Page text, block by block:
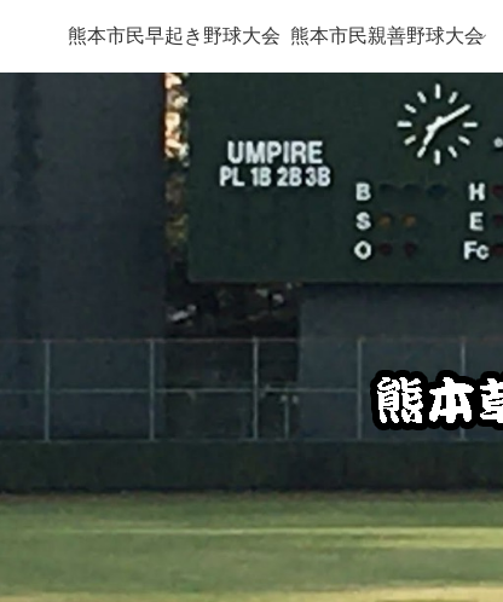
熊本市民早起き野球大会 熊本市民親善野球大会